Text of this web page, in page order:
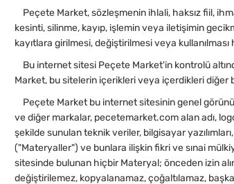
Peçete Market, sözleşmenin ihlali, haksız fiil,
kesinti, silinme, kayıp, işlemin veya iletişimin
kayıtlara girilmesi, değiştirilmesi veya
Bu internet sitesi Peçete Market'in kontrolü
Market, bu sitelerin içerikleri veya içerdikleri diğer
Peçete Market bu internet sitesinin genel
ve diğer markalar, pecetemarket.com alan adı,
şekilde sunulan teknik veriler, bilgisayar
("Materyaller") ve bunlara ilişkin fikri ve sınai
sitesinde bulunan hiçbir Materyal; önceden izin
değiştirilemez, kopyalanamaz, çoğaltılamaz,